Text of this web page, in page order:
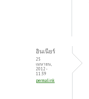
อินเนียร์
25
เมษายน,
2012 -
11:39
permalink